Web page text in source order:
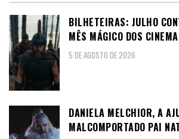
BILHETEIRAS: JULHO
MÊS MÁGICO DOS
5 DE AGOSTO DE 2026
DANIELA MELCHIOR, A
MALCOMPORTADO PAI